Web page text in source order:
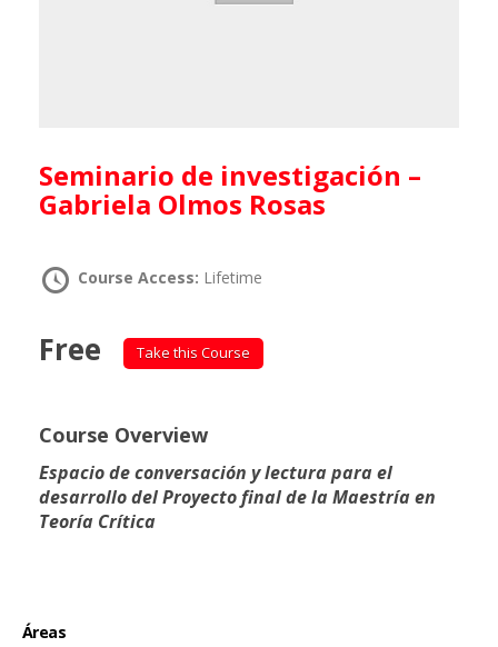
Seminario de investigación –
Gabriela Olmos Rosas
Course Access: Lifetime
Free Take this Course
Course Overview
Espacio de conversación y lectura para el
desarrollo del Proyecto final de la Maestría en
Teoría Crítica
Áreas